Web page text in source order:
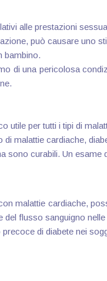
alle prestazioni
può causare uno
bambino.
di una pericolosa
utile per tutti i tipi di
malattie cardiache,
sono curabili. Un
malattie cardiache,
flusso sanguigno nelle
di diabete nei